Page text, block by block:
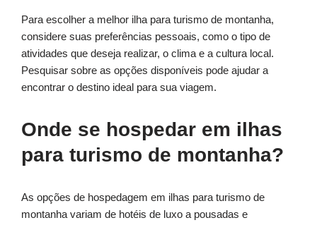
Para escolher a melhor ilha para turismo de montanha,
considere suas preferências pessoais, como o tipo de
atividades que deseja realizar, o clima e a cultura local.
Pesquisar sobre as opções disponíveis pode ajudar a
encontrar o destino ideal para sua viagem.
Onde se hospedar em ilhas
para turismo de montanha?
As opções de hospedagem em ilhas para turismo de
montanha variam de hotéis de luxo a pousadas e